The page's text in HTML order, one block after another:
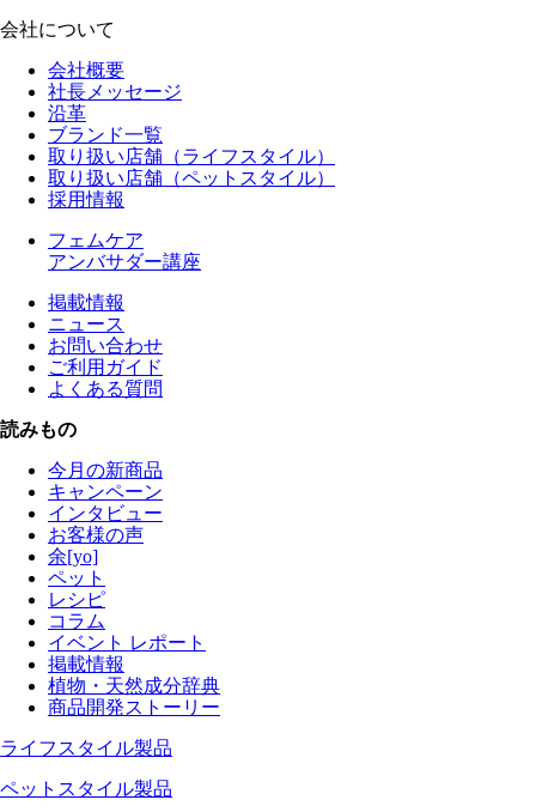
会社について
会社概要
社長メッセージ
沿革
ブランド一覧
取り扱い店舗（ライフスタイル）
取り扱い店舗（ペットスタイル）
採用情報
フェムケア
アンバサダー講座
掲載情報
ニュース
お問い合わせ
ご利用ガイド
よくある質問
読みもの
今月の新商品
キャンペーン
インタビュー
お客様の声
余[yo]
ペット
レシピ
コラム
イベント レポート
掲載情報
植物・天然成分辞典
商品開発ストーリー
ライフスタイル製品
ペットスタイル製品